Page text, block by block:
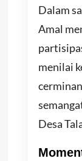
Dalam
Amal
menilai
Desa